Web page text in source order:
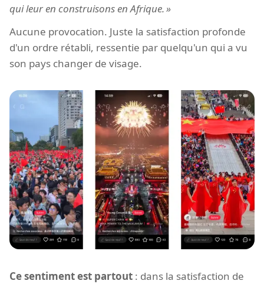
qui leur en construisons en Afrique.
Aucune provocation. Juste la satisfaction profonde
d'un ordre rétabli, ressentie par quelqu'un qui a vu
son pays changer de visage.
Ce sentiment est partout : dans la satisfaction de